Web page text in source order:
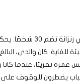
زُجَّ ببعض المعتقلين في
تقريبًا، عندما كانا
يضطرون للوقوف على